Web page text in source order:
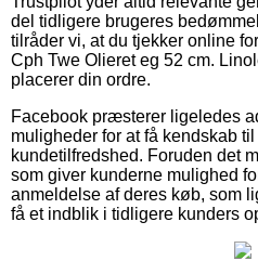
del tidligere brugeres
tilråder vi, at du tjekker online
Cph Twe Olieret eg 52 cm.
placerer din ordre.
Facebook præsterer ligeledes
muligheder for at få kendskab
kundetilfredshed. Foruden det
som giver kunderne mulighed
anmeldelse af deres køb, som
få et indblik i tidligere kunders